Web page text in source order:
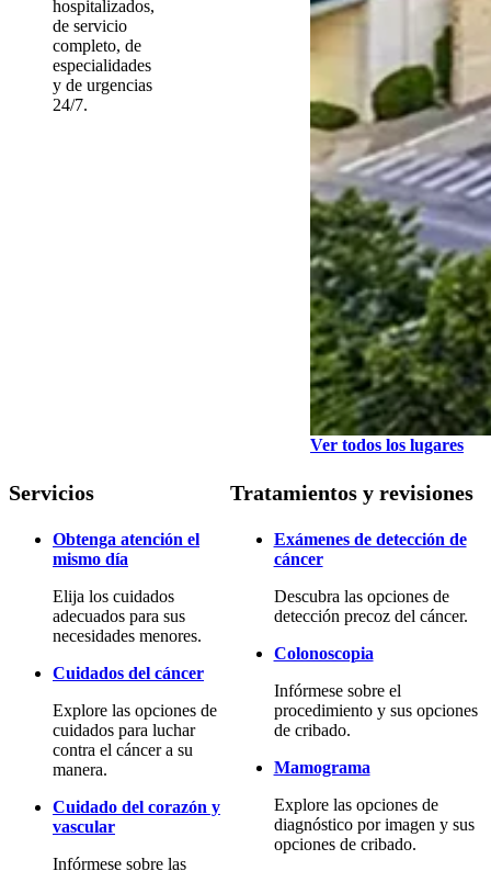
hospitalizados,
de servicio
completo, de
especialidades
y de urgencias
24/7.
Ver todos los lugares
Servicios
Obtenga atención el
mismo día
Elija los cuidados
adecuados para sus
necesidades menores.
Cuidados del cáncer
Explore las opciones de
cuidados para luchar
contra el cáncer a su
manera.
Cuidado del corazón y
vascular
Infórmese sobre las
Tratamientos y revisiones
Exámenes de detección de
cáncer
Descubra las opciones de
detección precoz del cáncer.
Colonoscopia
Infórmese sobre el
procedimiento y sus opciones
de cribado.
Mamograma
Explore las opciones de
diagnóstico por imagen y sus
opciones de cribado.